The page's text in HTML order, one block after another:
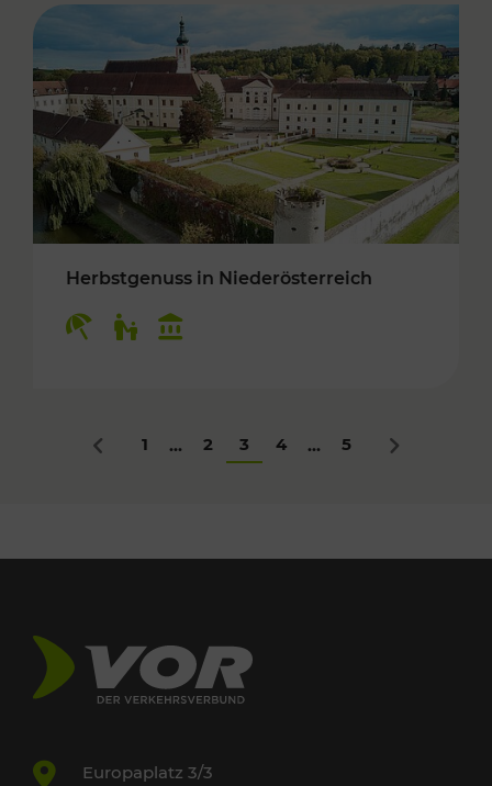
Herbstgenuss in Niederösterreich
Zurück
1 ... 2 3 4 ... 5 Nächstes
Europaplatz 3/3